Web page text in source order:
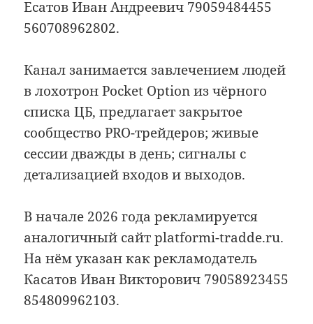
Есатов Иван Андреевич 79059484455
560708962802.
Канал занимается завлечением людей
в лохотрон Pocket Option из чёрного
списка ЦБ, предлагает закрытое
сообщество PRO-трейдеров; живые
сессии дважды в день; сигналы с
детализацией входов и выходов.
В начале 2026 года рекламируется
аналогичный сайт platformi-tradde.ru.
На нём указан как рекламодатель
Касатов Иван Викторович 79058923455
854809962103.